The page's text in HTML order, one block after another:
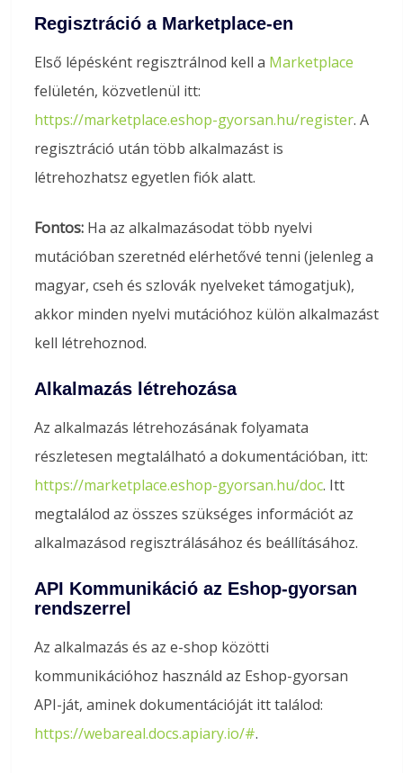
Regisztráció a Marketplace-en
Első lépésként regisztrálnod kell a Marketplace
felületén, közvetlenül itt:
https://marketplace.eshop-gyorsan.hu/register. A
regisztráció után több alkalmazást is
létrehozhatsz egyetlen fiók alatt.
Fontos: Ha az alkalmazásodat több nyelvi
mutációban szeretnéd elérhetővé tenni (jelenleg a
magyar, cseh és szlovák nyelveket támogatjuk),
akkor minden nyelvi mutációhoz külön alkalmazást
kell létrehoznod.
Alkalmazás létrehozása
Az alkalmazás létrehozásának folyamata
részletesen megtalálható a dokumentációban, itt:
https://marketplace.eshop-gyorsan.hu/doc. Itt
megtalálod az összes szükséges információt az
alkalmazásod regisztrálásához és beállításához.
API Kommunikáció az Eshop-gyorsan
rendszerrel
Az alkalmazás és az e-shop közötti
kommunikációhoz használd az Eshop-gyorsan
API-ját, aminek dokumentációját itt találod:
https://webareal.docs.apiary.io/#.